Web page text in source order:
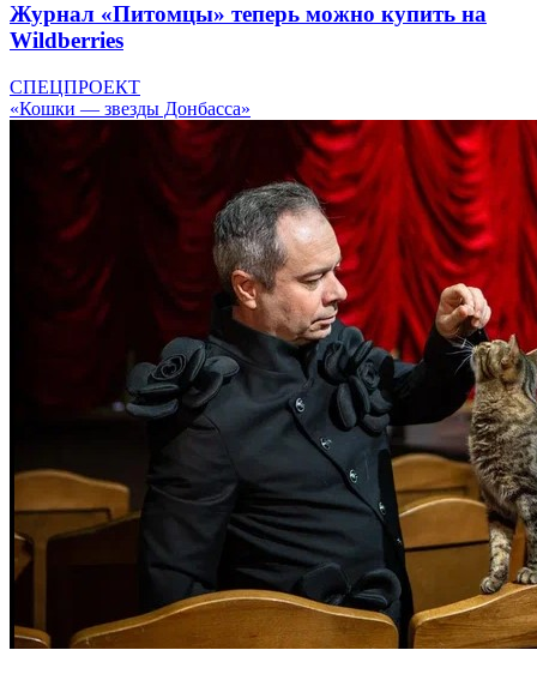
Журнал «Питомцы» теперь можно купить на
Wildberries
СПЕЦПРОЕКТ
«Кошки — звезды Донбасса»